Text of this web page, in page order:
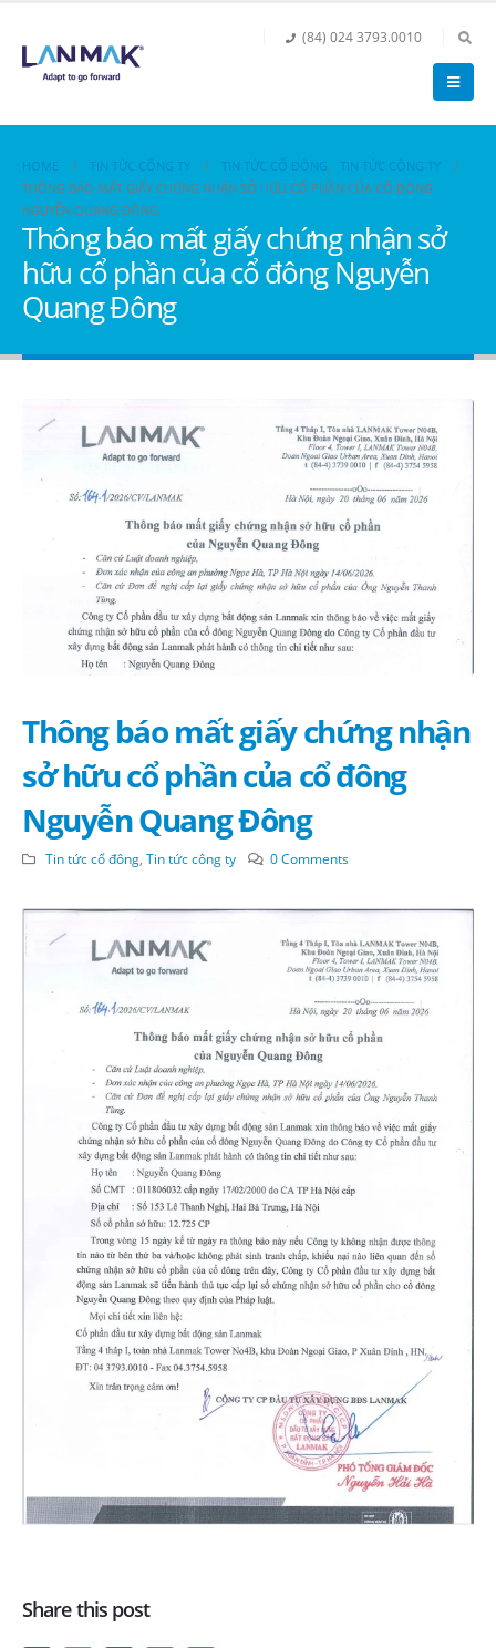
(84) 024 3793.0010
HOME TIN TỨC CÔNG TY TIN TỨC CỔ ĐÔNG,
TIN TỨC CÔNG TY
THÔNG BÁO MẤT GIẤY CHỨNG NHẬN SỞ HỮU CỔ PHẦN CỦA CỔ ĐÔNG
NGUYỄN QUANG ĐÔNG
Thông báo mất giấy chứng nhận sở
hữu cổ phần của cổ đông Nguyễn
Quang Đông
Thông báo mất giấy chứng nhận
sở hữu cổ phần của cổ đông
Nguyễn Quang Đông
Tin tức cổ đông, Tin tức công ty 0 Comments
Share this post